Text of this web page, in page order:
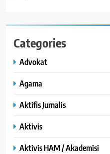
Categories
Advokat
Agama
Aktifis Jurnalis
Aktivis
Aktivis HAM / Akademisi